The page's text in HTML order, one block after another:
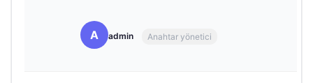
A admin Anahtar yönetici